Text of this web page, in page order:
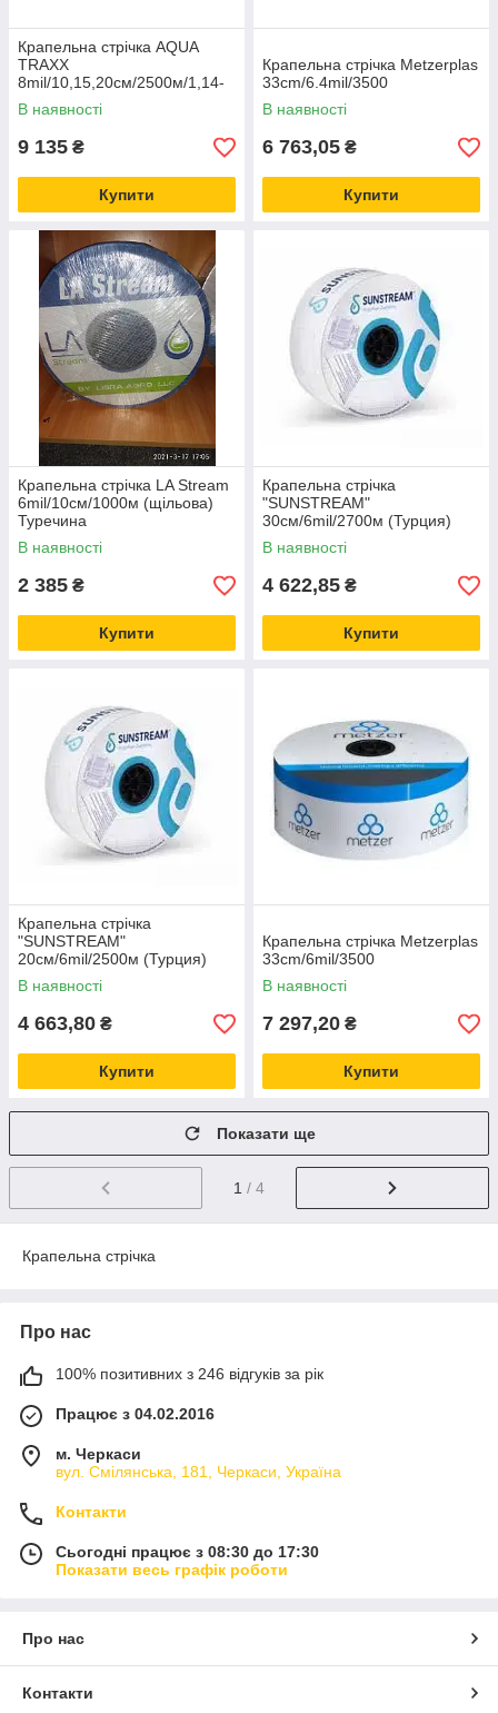
Крапельна стрічка AQUA
TRAXX
8mil/10,15,20см/2500м/1,14-
1,41л/г (щільова) США
В наявності
9 135 ₴
Купити
Крапельна стрічка Metzerplas
33cm/6.4mil/3500
В наявності
6 763,05 ₴
Купити
Крапельна стрічка LA Stream
6mil/10см/1000м (щільова)
Туречина
В наявності
2 385 ₴
Купити
Крапельна стрічка
"SUNSTREAM"
30см/6mil/2700м (Турция)
В наявності
4 622,85 ₴
Купити
Крапельна стрічка
"SUNSTREAM"
20см/6mil/2500м (Турция)
В наявності
4 663,80 ₴
Купити
Крапельна стрічка Metzerplas
33cm/6mil/3500
В наявності
7 297,20 ₴
Купити
Показати ще
1 / 4
Крапельна стрічка
Про нас
100% позитивних з 246 відгуків за рік
Працює з 04.02.2016
м. Черкаси
вул. Смілянська, 181, Черкаси, Україна
Контакти
Сьогодні працює з 08:30 до 17:30
Показати весь графік роботи
Про нас
Контакти